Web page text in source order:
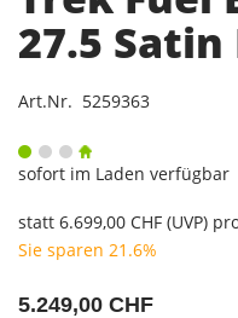
27.5
Art.Nr. 5259363
sofort im Laden verfügbar
statt 6.699,00 CHF (UVP)
Sie sparen 21.6%
5.249,00 CHF